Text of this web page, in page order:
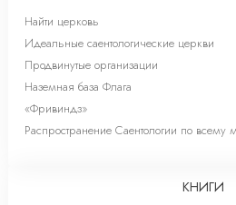
Найти церковь
Идеальные саентологические церкви
Продвинутые организации
Наземная база Флага
«Фривиндз»
Распространение Саентологии по всему
КНИГИ